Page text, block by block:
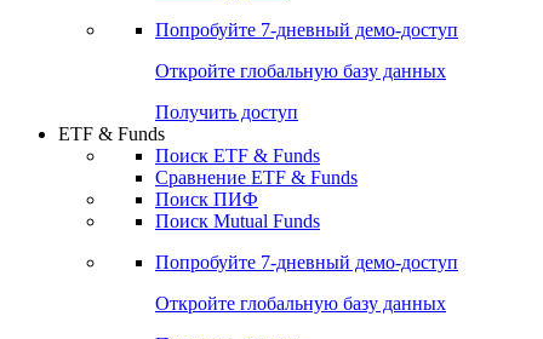
Попробуйте 7-дневный демо-доступ
Откройте глобальную базу данных
Получить доступ
ETF & Funds
Поиск ETF & Funds
Сравнение ETF & Funds
Поиск ПИФ
Поиск Mutual Funds
Попробуйте 7-дневный демо-доступ
Откройте глобальную базу данных